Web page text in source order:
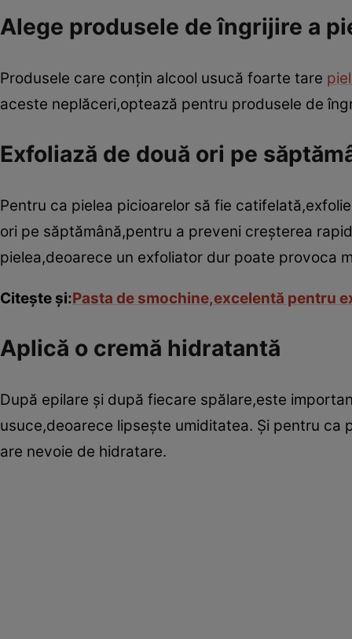
Alege produsele de îngrijire a
Produsele care conţin alcool usucă foarte tare
aceste neplăceri,optează pentru produsele de
Exfoliază de două ori pe
Pentru ca pielea picioarelor să fie
ori pe săptămână,pentru a preveni creşterea
pielea,deoarece un exfoliator dur poate provoca
Citeşte şi:Pasta de smochine,excelentă pentru
Aplică o cremă hidratantă
După epilare şi după fiecare spălare,este
usuce,deoarece lipseşte umiditatea. Şi pentru ca
are nevoie de hidratare.